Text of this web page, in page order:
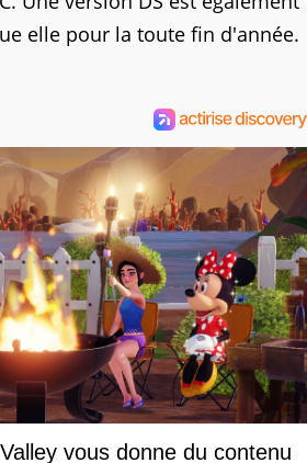
elle pour la toute fin d'année.
vous donne du contenu